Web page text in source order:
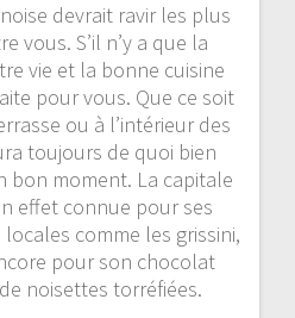
devrait ravir les plus
vous. S’il n’y a que la
vie et la bonne cuisine
pour vous. Que ce soit
ou à l’intérieur des
toujours de quoi bien
bon moment. La capitale
effet connue pour ses
comme les grissini,
pour son chocolat
noisettes torréfiées.